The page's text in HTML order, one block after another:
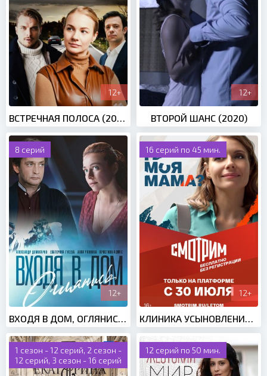
12+
ВСТРЕЧНАЯ ПОЛОСА (2022)
12+
ВТОРОЙ ШАНС (2020)
8 серий
12+
16 серий по 45 мин.
12+
1 сезон - 12 серий, 2 сезон -
12 серий, 3 сезон - 16 серий
12 серий по 50 мин.